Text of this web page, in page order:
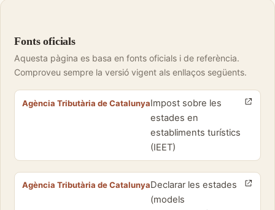
Fonts oficials
Aquesta pàgina es basa en fonts oficials i de referència.
Comproveu sempre la versió vigent als enllaços següents.
Agència Tributària de CatalunyaImpost sobre les
estades en
establiments turístics
(IEET)
Agència Tributària de CatalunyaDeclarar les estades
(models